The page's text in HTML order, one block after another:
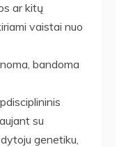
ar kitų
vaistai nuo
bandoma
su
genetiku,